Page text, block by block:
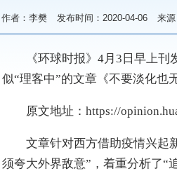
作者：李樊 发布时间：2020-04-06 来
《环球时报》4月3日早上刊
似“理客中”的文章《不要淡化也
原文地址：https://
文章针对西方借助疫情兴起新
须夸大外界敌意”，着重分析了“